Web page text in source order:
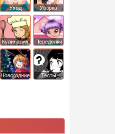
Уход Уборка
Кулинария Переделки
Новогодние Тесты